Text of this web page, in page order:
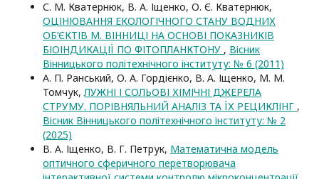
С. М. Кватернюк, В. А. Іщенко, О. Є. Кватернюк,
ОЦІНЮВАННЯ ЕКОЛОГІЧНОГО СТАНУ ВОДНИХ
ОБ’ЄКТІВ М. ВІННИЦІ НА ОСНОВІ ПОКАЗНИКІВ
БІОІНДИКАЦІЇ ПО ФІТОПЛАНКТОНУ , Вісник
Вінницького політехнічного інституту: № 6 (2011)
А. П. Ранський, О. А. Гордієнко, В. А. Іщенко, М. М.
Томчук,ЛУЖНІ І СОЛЬОВІ ХІМІЧНІ ДЖЕРЕЛА
СТРУМУ. ПОРІВНЯЛЬНИЙ АНАЛІЗ ТА ЇХ РЕЦИКЛІНГ ,
Вісник Вінницького політехнічного інституту: № 2
(2025)
В. А. Іщенко, В. Г. Петрук, Математична модель
оптичного сферичного перетворювача